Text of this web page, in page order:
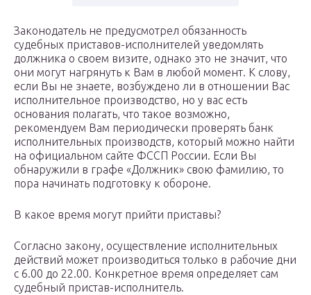
Законодатель не предусмотрел обязанность
судебных приставов-исполнителей уведомлять
должника о своем визите, однако это не значит, что
они могут нагрянуть к Вам в любой момент. К слову,
если Вы не знаете, возбуждено ли в отношении Вас
исполнительное производство, но у вас есть
основания полагать, что такое возможно,
рекомендуем Вам периодически проверять банк
исполнительных производств, который можно найти
на официальном сайте ФССП России. Если Вы
обнаружили в графе «Должник» свою фамилию, то
пора начинать подготовку к обороне.
В какое время могут прийти приставы?
Согласно закону, осуществление исполнительных
действий может производиться только в рабочие дни
с 6.00 до 22.00. Конкретное время определяет сам
судебный пристав-исполнитель.